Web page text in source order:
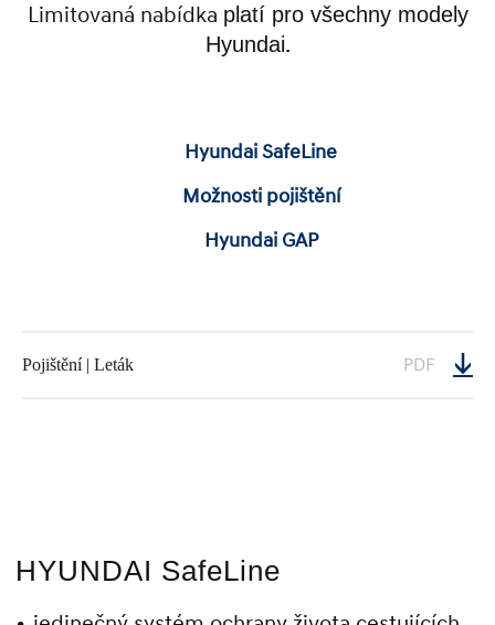
Limitovaná nabídka platí pro všechny modely
Hyundai.
Hyundai SafeLine
Možnosti pojištění
Hyundai GAP
Pojištění | Leták PDF
HYUNDAI SafeLine